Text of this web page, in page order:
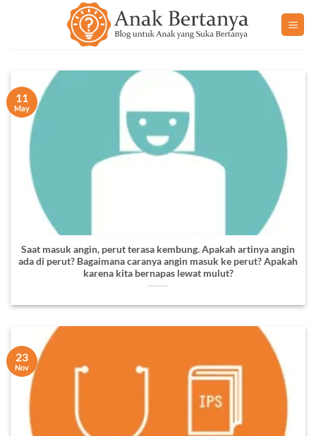
Saat masuk angin, perut terasa kembung. Apakah artinya angin
ada di perut? Bagaimana caranya angin masuk ke perut? Apakah
karena kita bernapas lewat mulut?
11
May
23
Nov